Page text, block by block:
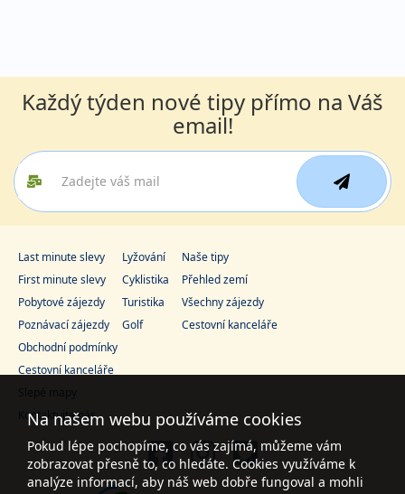
Každý týden nové tipy přímo na Váš
email!
Last minute slevy
First minute slevy
Pobytové zájezdy
Poznávací zájezdy
Lyžování
Cyklistika
Turistika
Golf
Naše tipy
Přehled zemí
Všechny zájezdy
Cestovní kanceláře
Obchodní podmínky
Cestovní kanceláře
Slepé mapy
Kontaktujte nás
Na našem webu používáme cookies
Pokud lépe pochopíme, co vás zajímá, můžeme vám
zobrazovat přesně to, co hledáte. Cookies využíváme k
analýze informací, aby náš web dobře fungoval a mohli